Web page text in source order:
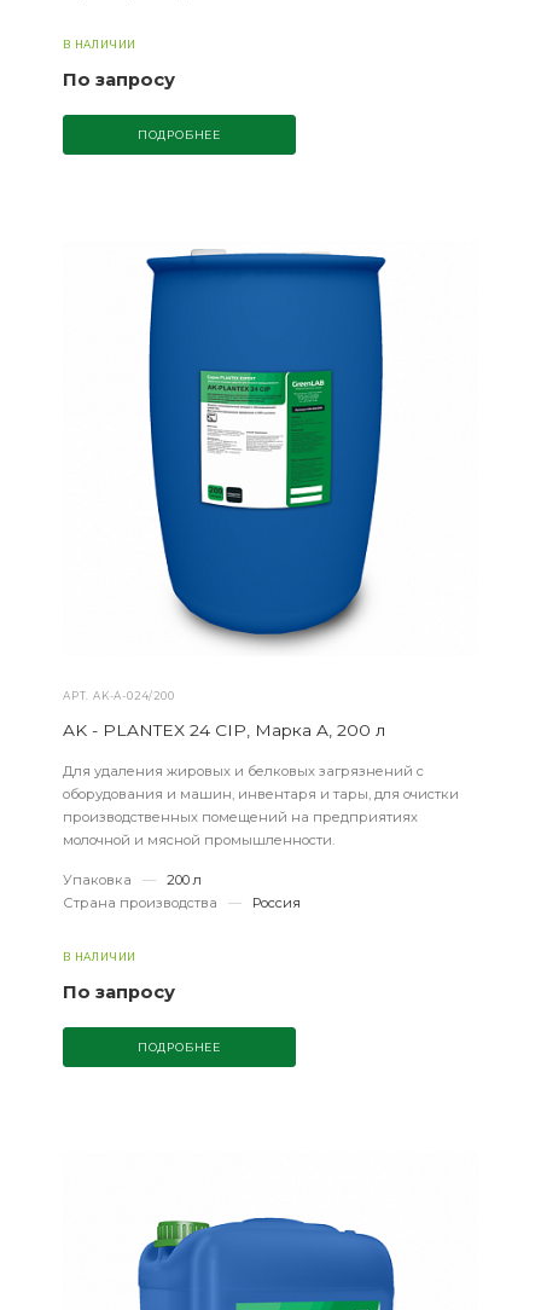
В НАЛИЧИИ
По запросу
ПОДРОБНЕЕ
АРТ.AK-А-024/200
AK - PLANTEX 24 CIP, Марка A, 200 л
Для удаления жировых и белковых загрязнений с
оборудования и машин, инвентаря и тары, для очистки
производственных помещений на предприятиях
молочной и мясной промышленности.
Упаковка —
200 л
Страна производства
— Россия
В НАЛИЧИИ
По запросу
ПОДРОБНЕЕ